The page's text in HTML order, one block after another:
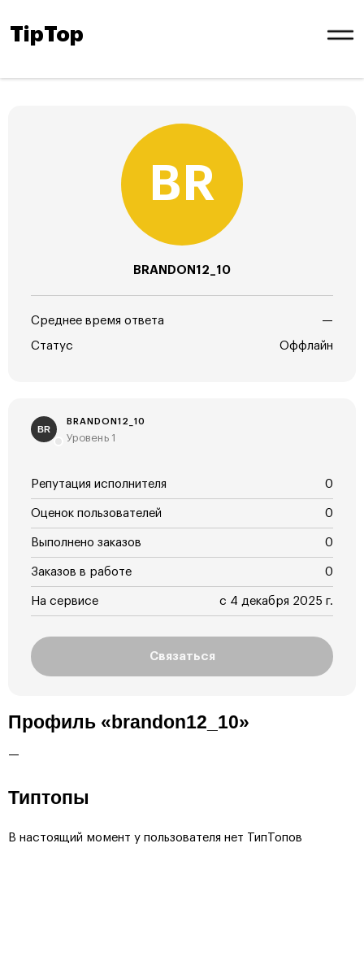
TipTop
BRANDON12_10
Среднее время ответа —
Статус Оффлайн
BR
BRANDON12_10
Уровень 1
Репутация исполнителя 0
Оценок пользователей 0
Выполнено заказов 0
Заказов в работе 0
На сервисе с 4 декабря 2025 г.
Связаться
Профиль «brandon12_10»
—
Типтопы
В настоящий момент у пользователя нет ТипТопов